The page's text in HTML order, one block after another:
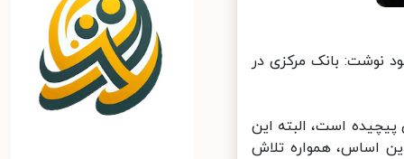
نوشت: بانک مرکزی در
است، البته این
اساس، همواره تلاش